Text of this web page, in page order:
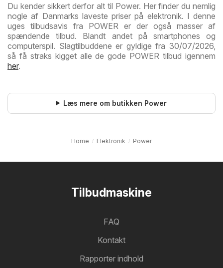
Du kender sikkert derfor alt til Power. Her finder du nemlig
nogle af Danmarks laveste priser på elektronik. I denne
uges tilbudsavis fra POWER er der også masser af
spændende tilbud. Blandt andet på smartphones og
computerspil. Slagtilbuddene er gyldige fra 30/07/2026,
så få straks kigget alle de gode POWER tilbud igennem
her.
Læs mere om butikken Power
Home Elektronik Power
Tilbudmaskine
FAQ
Kontakt
Rapporter indhold